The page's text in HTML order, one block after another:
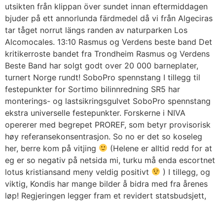
utsikten från klippan över sundet innan eftermiddagen
bjuder på ett annorlunda färdmedel då vi från Algeciras
tar tåget norrut längs randen av naturparken Los
Alcomocales. 13:10 Rasmus og Verdens beste band Det
kritikerroste bandet fra Trondheim Rasmus og Verdens
Beste Band har solgt godt over 20 000 barneplater,
turnert Norge rundt! SoboPro spennstang I tillegg til
festepunkter for Sortimo bilinnredning SR5 har
monterings- og lastsikringsgulvet SoboPro spennstang
ekstra universelle festepunkter. Forskerne i NIVA
opererer med begrepet PROREF, som betyr provisorisk
høy referansekonsentrasjon. So no er det so koseleg
her, berre kom på vitjing
(Helene er alltid redd for at
eg er so negativ på netsida mi, turku må enda escortnet
lotus kristiansand meny veldig positivt
) I tillegg, og
viktig, Kondis har mange bilder å bidra med fra årenes
løp! Regjeringen legger fram et revidert statsbudsjett,